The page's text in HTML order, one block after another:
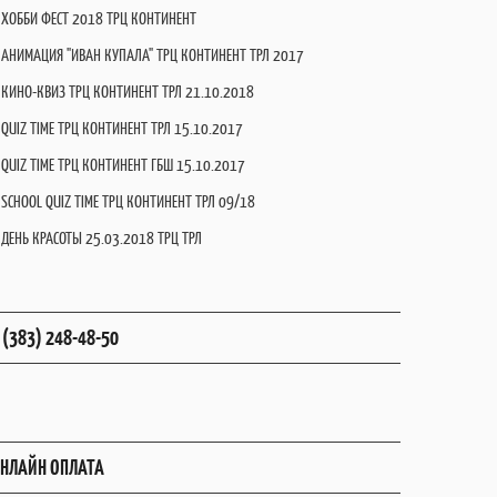
ХОББИ ФЕСТ 2018 ТРЦ КОНТИНЕНТ
АНИМАЦИЯ "ИВАН КУПАЛА" ТРЦ КОНТИНЕНТ ТРЛ 2017
КИНО-КВИЗ ТРЦ КОНТИНЕНТ ТРЛ 21.10.2018
QUIZ TIME ТРЦ КОНТИНЕНТ ТРЛ 15.10.2017
QUIZ TIME ТРЦ КОНТИНЕНТ ГБШ 15.10.2017
SCHOOL QUIZ TIME ТРЦ КОНТИНЕНТ ТРЛ 09/18
ДЕНЬ КРАСОТЫ 25.03.2018 ТРЦ ТРЛ
248-48-50
ОПЛАТА